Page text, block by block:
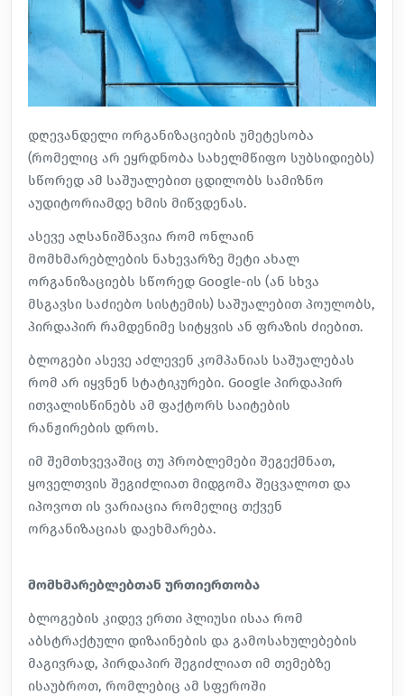
დღევანდელი ორგანიზაციების უმეტესობა
(რომელიც არ ეყრდნობა სახელმწიფო სუბსიდიებს)
სწორედ ამ საშუალებით ცდილობს სამიზნო
აუდიტორიამდე ხმის მიწვდენას.
ასევე აღსანიშნავია რომ ონლაინ
მომხმარებლების ნახევარზე მეტი ახალ
ორგანიზაციებს სწორედ Google-ის (ან სხვა
მსგავსი საძიებო სისტემის) საშუალებით პოულობს,
პირდაპირ რამდენიმე სიტყვის ან ფრაზის ძიებით.
ბლოგები ასევე აძლევენ კომპანიას საშუალებას
რომ არ იყვნენ სტატიკურები. Google პირდაპირ
ითვალისწინებს ამ ფაქტორს საიტების
რანჟირების დროს.
იმ შემთხვევაშიც თუ პრობლემები შეგექმნათ,
ყოველთვის შეგიძლიათ მიდგომა შეცვალოთ და
იპოვოთ ის ვარიაცია რომელიც თქვენ
ორგანიზაციას დაეხმარება.
მომხმარებლებთან ურთიერთობა
ბლოგების კიდევ ერთი პლიუსი ისაა რომ
აბსტრაქტული დიზაინების და გამოსახულებების
მაგივრად, პირდაპირ შეგიძლიათ იმ თემებზე
ისაუბროთ, რომლებიც ამ სფეროში